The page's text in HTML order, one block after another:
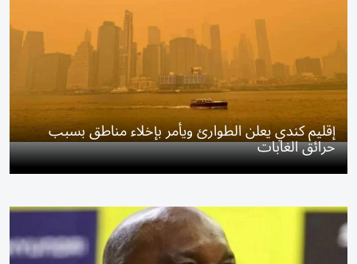
إقليم كندي يعلن الطوارئ ويأمر بإخلاء مناطق بسبب
حرائق الغابات